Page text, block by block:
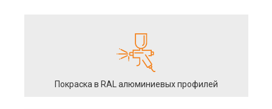
Покраска в RAL алюминиевых профилей